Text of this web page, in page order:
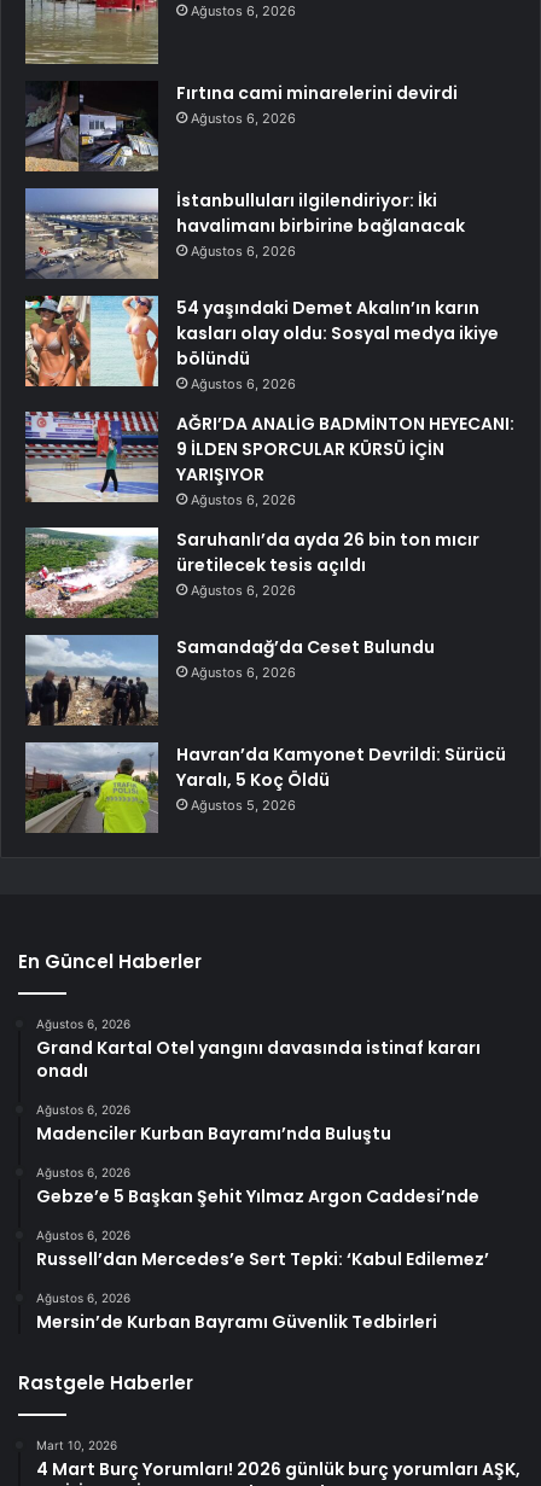
Ağustos 6, 2026
Fırtına cami minarelerini devirdi
Ağustos 6, 2026
İstanbulluları ilgilendiriyor: İki
havalimanı birbirine bağlanacak
Ağustos 6, 2026
54 yaşındaki Demet Akalın’ın karın
kasları olay oldu: Sosyal medya ikiye
bölündü
Ağustos 6, 2026
AĞRI’DA ANALİG BADMİNTON HEYECANI:
9 İLDEN SPORCULAR KÜRSÜ İÇİN
YARIŞIYOR
Ağustos 6, 2026
Saruhanlı’da ayda 26 bin ton mıcır
üretilecek tesis açıldı
Ağustos 6, 2026
Samandağ’da Ceset Bulundu
Ağustos 6, 2026
Havran’da Kamyonet Devrildi: Sürücü
Yaralı, 5 Koç Öldü
Ağustos 5, 2026
En Güncel Haberler
Ağustos 6, 2026
Grand Kartal Otel yangını davasında istinaf kararı
onadı
Ağustos 6, 2026
Madenciler Kurban Bayramı’nda Buluştu
Ağustos 6, 2026
Gebze’e 5 Başkan Şehit Yılmaz Argon Caddesi’nde
Ağustos 6, 2026
Russell’dan Mercedes’e Sert Tepki: ‘Kabul Edilemez’
Ağustos 6, 2026
Mersin’de Kurban Bayramı Güvenlik Tedbirleri
Rastgele Haberler
Mart 10, 2026
4 Mart Burç Yorumları! 2026 günlük burç yorumları AŞK,